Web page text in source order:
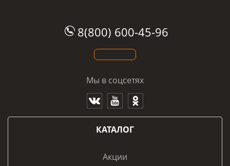
8(800) 600-45-96
Мы в соцсетях
КАТАЛОГ
Акции